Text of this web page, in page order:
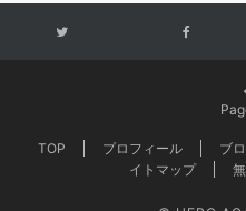
TOP プロフィール ブ
イトマップ